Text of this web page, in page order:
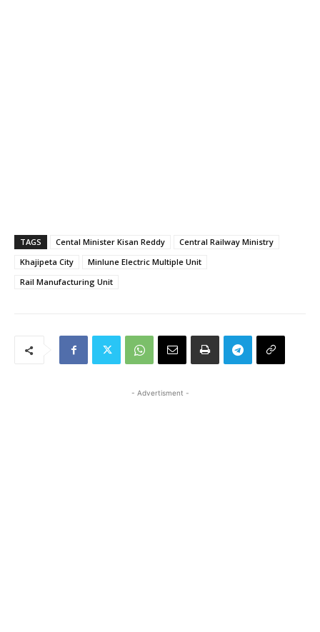
TAGS Cental Minister Kisan Reddy
Central Railway Ministry
Khajipeta City
Minlune Electric Multiple Unit
Rail Manufacturing Unit
- Advertisment -